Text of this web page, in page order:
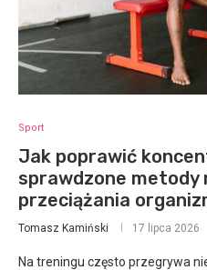
Sport
Jak poprawić
sprawdzone metody
przeciążania
Tomasz Kamiński 17 lipca 2026
Na treningu często przegrywa